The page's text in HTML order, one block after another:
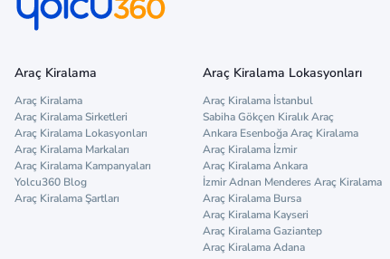
Araç Kiralama
Araç Kiralama
Araç Kiralama Sirketleri
Araç Kiralama Lokasyonları
Araç Kiralama Markaları
Araç Kiralama Kampanyaları
Yolcu360 Blog
Araç Kiralama Şartları
Araç Kiralama Lokasyonları
Araç Kiralama İstanbul
Sabiha Gökçen Kiralık Araç
Ankara Esenboğa Araç Kiralama
Araç Kiralama İzmir
Araç Kiralama Ankara
İzmir Adnan Menderes Araç Kiralama
Araç Kiralama Bursa
Araç Kiralama Kayseri
Araç Kiralama Gaziantep
Araç Kiralama Adana